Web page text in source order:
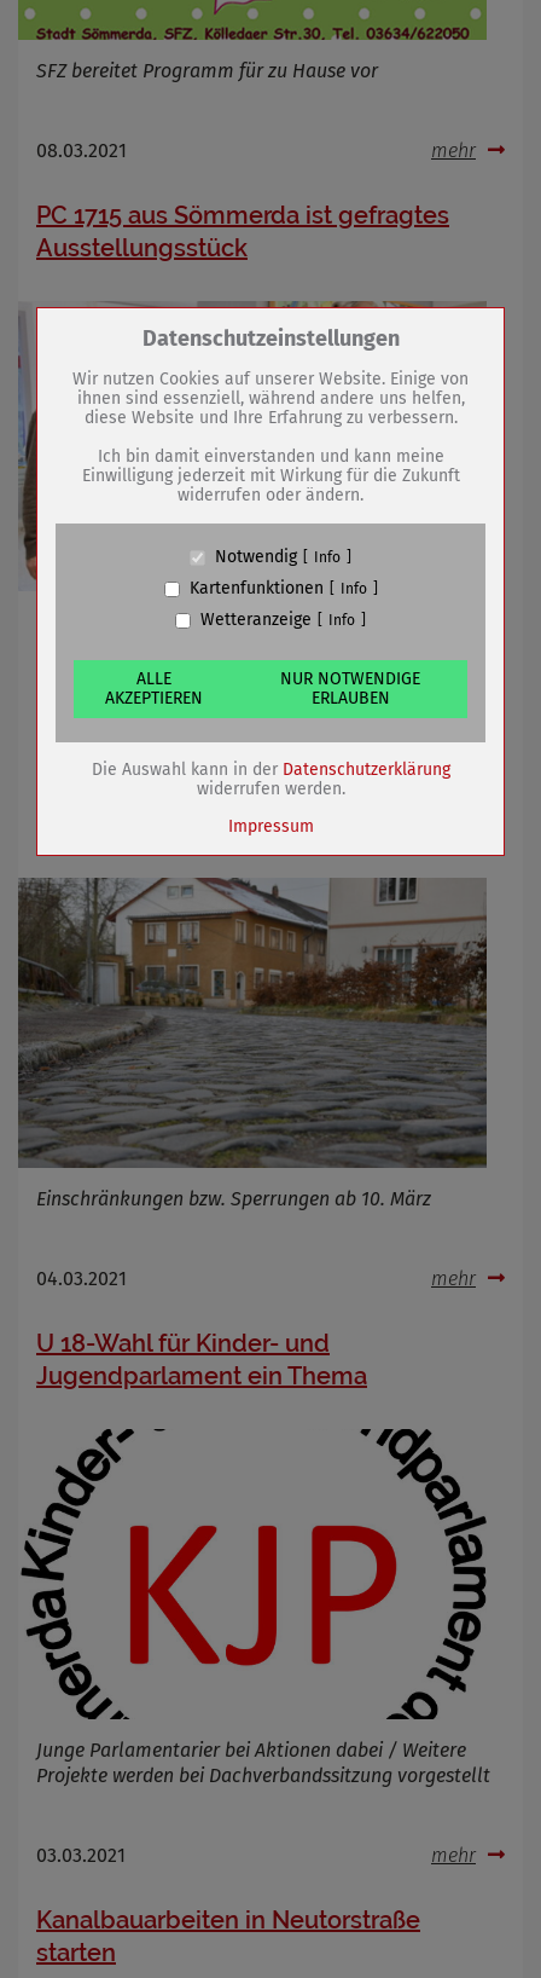
SFZ bereitet Programm für zu Hause vor
08.03.2021 mehr
PC 1715 aus Sömmerda ist gefragtes
Ausstellungsstück
Leihgabe des Historisch-Technischen Museums wird in
Kanalbauarbeiten im Rohrhammerweg
und auf dem Parkplatz am Stadtpark
Einschränkungen bzw. Sperrungen ab 10. März
04.03.2021 mehr
U 18-Wahl für Kinder- und
Jugendparlament ein Thema
Junge Parlamentarier bei Aktionen dabei / Weitere
Projekte werden bei Dachverbandssitzung vorgestellt
03.03.2021 mehr
Kanalbauarbeiten in Neutorstraße
starten
Zum Betrieb der Seite notwendige Cookies /
Name
PHP Session Cookie
Anbieter
Eigentümer dieser Website (Wenko-
Wenselaar GmbH & Co. KG)
Absicherung Kontaktformular / SPAM
Cookiespeicherung Entscheidungscookie
Anbieter
Eigentümer dieser Website (Wenko-
Wenselaar GmbH & Co. KG)
Zweck
Speichert die Einstellungen der Besucher
bezüglich der Speicherung von Cookies.
Cookie Name
dywc
Cookie Laufzeit
1 Jahr
Name
Cookies die bei der Verwendung von
OpenStreetMaps gesetzt werden
Anbieter
Zweck
Marketing/Tracking
Cookie Name
_osm_totp_token
Cookie Laufzeit
Name
Cookies die bei der Verwendung von
OpenWeatherAPI gesetzt werden
Cookie Laufzeit
Infos schließen
Datenschutzeinstellungen
Wir nutzen Cookies auf unserer Website. Einige von
ihnen sind essenziell, während andere uns helfen,
diese Website und Ihre Erfahrung zu verbessern.
Ich bin damit einverstanden und kann meine
Einwilligung jederzeit mit Wirkung für die Zukunft
widerrufen oder ändern.
Notwendig Info
Kartenfunktionen Info
Wetteranzeige Info
ALLE
AKZEPTIEREN
NUR NOTWENDIGE
ERLAUBEN
Die Auswahl kann in der Datenschutzerklärung
widerrufen werden.
Impressum